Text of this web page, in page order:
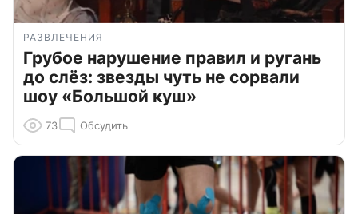
РАЗВЛЕЧЕНИЯ
Грубое нарушение правил и ругань
до слёз: звезды чуть не сорвали
шоу «Большой куш»
73 Обсудить